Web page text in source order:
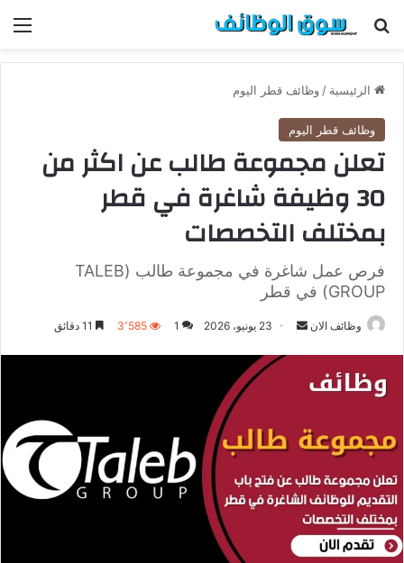
بحث عن
الرئيسية /وظائف قطر اليوم
وظائف قطر اليوم
تعلن مجموعة طالب عن اكثر من
30 وظيفة شاغرة في قطر
بمختلف التخصصات
فرص عمل شاغرة في مجموعة طالب (TALEB
GROUP) في قطر
وظائف الان
د
ا
ل
23 يونيو، 2026 1 3٬585